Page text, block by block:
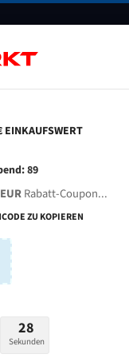
KONTAKT
Bandsägeblätter
EINKAUFSWERT
89
Rabatt-Coupon...
ZU KOPIEREN
27
Sekunden